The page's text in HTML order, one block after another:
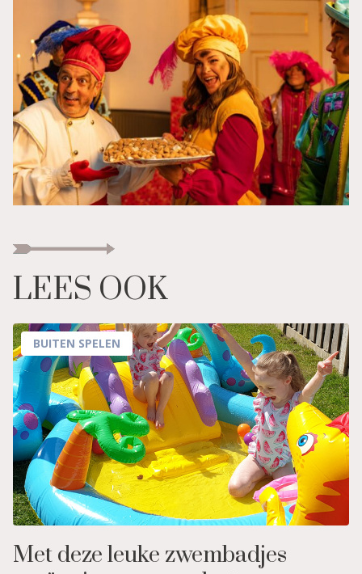
LEES OOK
BUITEN SPELEN
Met deze leuke zwembadjes